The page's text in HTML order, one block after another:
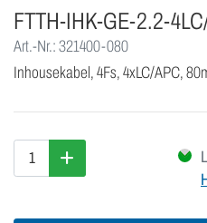
FTTH-IHK-GE-2.2-
Art.-Nr.: 321400-080
Inhousekabel, 4Fs, 4xLC/APC,